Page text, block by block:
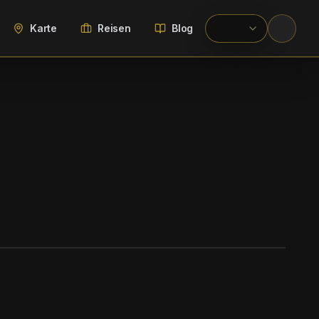
Karte Reisen Blog